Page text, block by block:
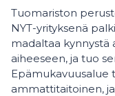
Tuomariston
NYT-yrityksenä
madaltaa kynnystä
aiheeseen, ja tuo
Epämukavuusalue
ammattitaitoinen,